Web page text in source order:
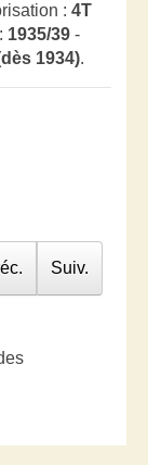
: 4T
1935/39 -
1934).
Suiv.